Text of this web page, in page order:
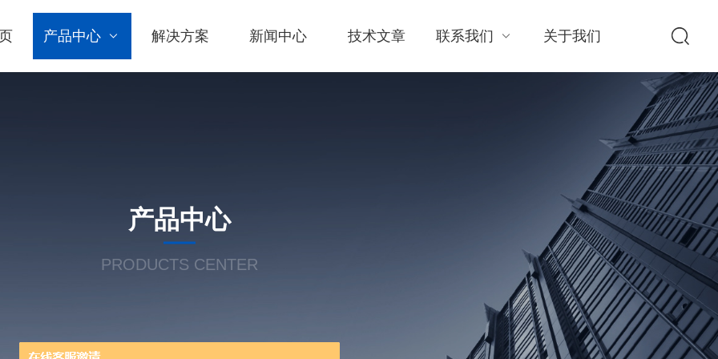
产品中心 解决方案 新闻中心 技术文章 联系我们 关于我们
产品中心
PRODUCTS CENTER